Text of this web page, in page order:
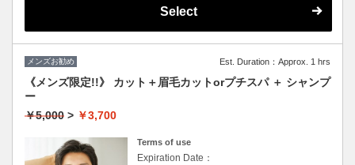
に付着しているカルシュウムを除去すること
により根本の立ち上がりが凄いです）
Select
メンズお勧め Est. Duration：Approx. 1 hrs
《メンズ限定!!》 カット＋眉毛カットorプチスパ ＋ シャンプ
ー
￥5,000 > ￥3,700
Terms of use
Expiration Date：